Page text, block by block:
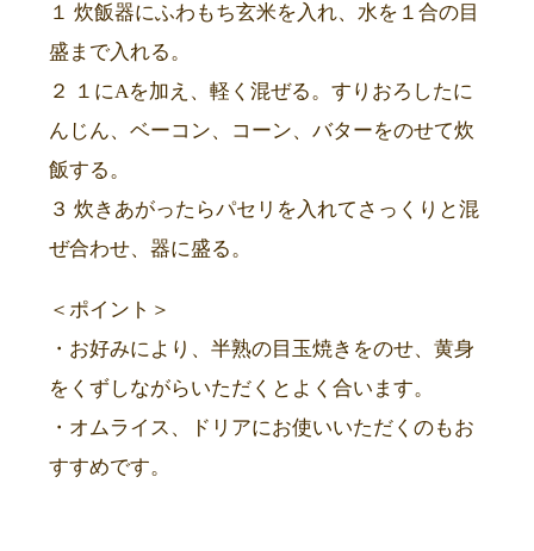
１ 炊飯器にふわもち玄米を入れ、水を１合の目
盛まで入れる。
２ １にAを加え、軽く混ぜる。すりおろしたに
んじん、ベーコン、コーン、バターをのせて炊
飯する。
３ 炊きあがったらパセリを入れてさっくりと混
ぜ合わせ、器に盛る。
＜ポイント＞
・お好みにより、半熟の目玉焼きをのせ、黄身
をくずしながらいただくとよく合います。
・オムライス、ドリアにお使いいただくのもお
すすめです。